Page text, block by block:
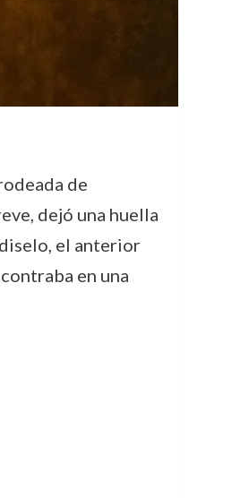
de
dejó una huella
el anterior
en una